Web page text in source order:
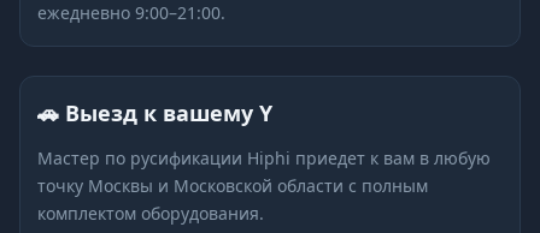
ежедневно 9:00–21:00.
🚗 Выезд к вашему Y
Мастер по русификации Hiphi приедет к вам в любую
точку Москвы и Московской области с полным
комплектом оборудования.